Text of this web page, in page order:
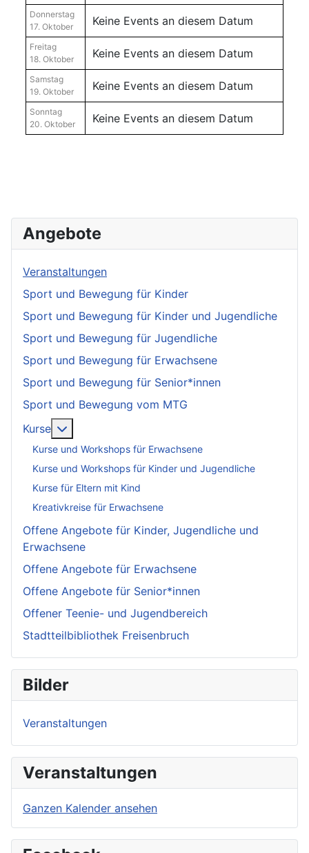
Donnerstag
17. Oktober
Keine Events an diesem Datum
Freitag
18. Oktober
Keine Events an diesem Datum
Samstag
19. Oktober
Keine Events an diesem Datum
Sonntag
20. Oktober
Keine Events an diesem Datum
Angebote
Veranstaltungen
Sport und Bewegung für Kinder
Sport und Bewegung für Kinder und Jugendliche
Sport und Bewegung für Jugendliche
Sport und Bewegung für Erwachsene
Sport und Bewegung für Senior*innen
Sport und Bewegung vom MTG
Kurse
Kurse und Workshops für Erwachsene
Kurse und Workshops für Kinder und Jugendliche
Kurse für Eltern mit Kind
Kreativkreise für Erwachsene
Offene Angebote für Kinder, Jugendliche und
Erwachsene
Offene Angebote für Erwachsene
Offene Angebote für Senior*innen
Offener Teenie- und Jugendbereich
Stadtteilbibliothek Freisenbruch
Bilder
Veranstaltungen
Veranstaltungen
Ganzen Kalender ansehen